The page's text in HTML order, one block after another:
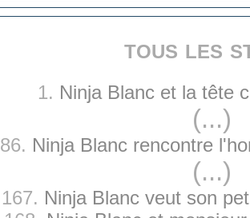
tous les
1. Ninja Blanc et la tête
(...)
86. Ninja Blanc rencontre
(...)
167. Ninja Blanc veut son